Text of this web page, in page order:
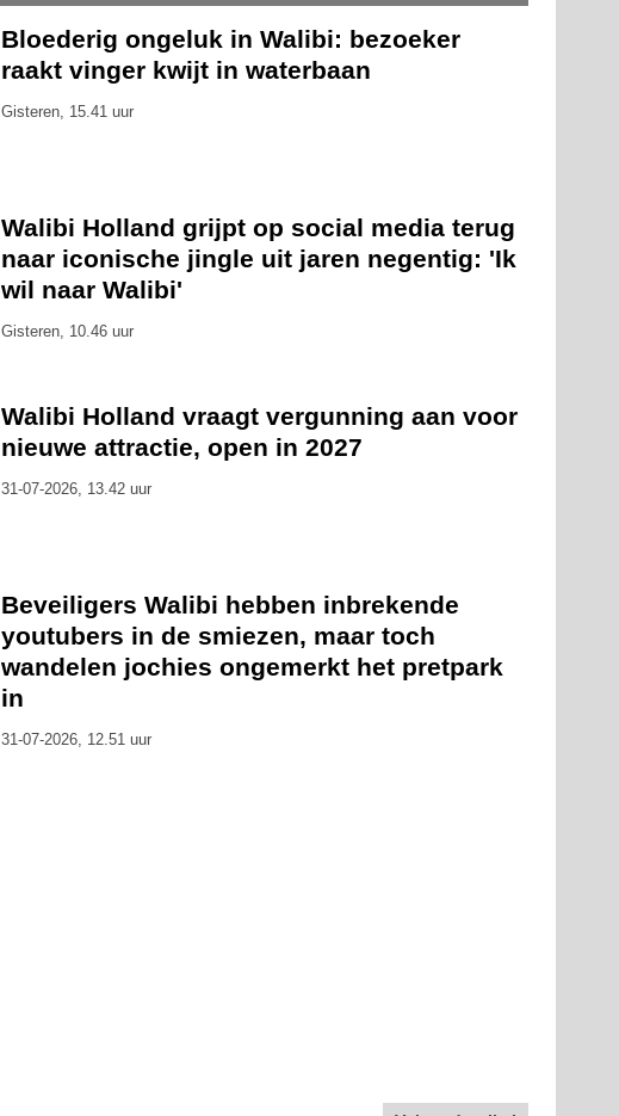
Bloederig ongeluk in Walibi: bezoeker
raakt vinger kwijt in waterbaan
Gisteren, 15.41 uur
Walibi Holland grijpt op social media terug
naar iconische jingle uit jaren negentig: 'Ik
wil naar Walibi'
Gisteren, 10.46 uur
Walibi Holland vraagt vergunning aan voor
nieuwe attractie, open in 2027
31-07-2026, 13.42 uur
Beveiligers Walibi hebben inbrekende
youtubers in de smiezen, maar toch
wandelen jochies ongemerkt het pretpark
in
31-07-2026, 12.51 uur